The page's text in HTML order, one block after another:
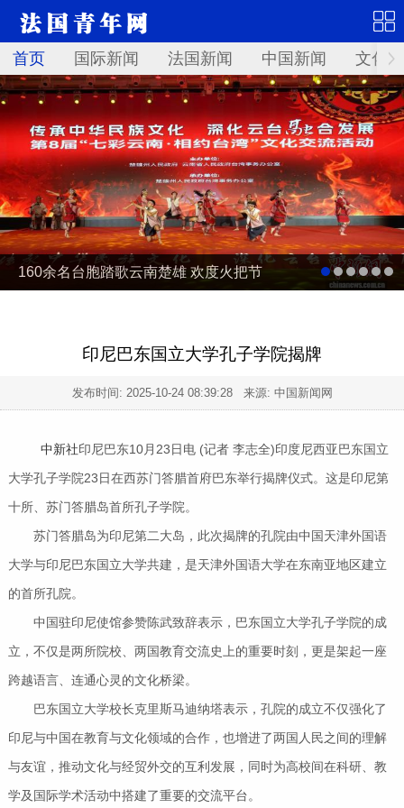
首页 国际新闻 法国新闻 中国新闻 文化
160余名台胞踏歌云南楚雄 欢度火把节
印尼巴东国立大学孔子学院揭牌
发布时间: 2025-10-24 08:39:28来源: 中国新闻网
中新社印尼巴东10月23日电 (记者 李志全)印度尼西亚巴东国立
大学孔子学院23日在西苏门答腊首府巴东举行揭牌仪式。这是印尼第
十所、苏门答腊岛首所孔子学院。
苏门答腊岛为印尼第二大岛，此次揭牌的孔院由中国天津外国语
大学与印尼巴东国立大学共建，是天津外国语大学在东南亚地区建立
的首所孔院。
中国驻印尼使馆参赞陈武致辞表示，巴东国立大学孔子学院的成
立，不仅是两所院校、两国教育交流史上的重要时刻，更是架起一座
跨越语言、连通心灵的文化桥梁。
巴东国立大学校长克里斯马迪纳塔表示，孔院的成立不仅强化了
印尼与中国在教育与文化领域的合作，也增进了两国人民之间的理解
与友谊，推动文化与经贸外交的互利发展，同时为高校间在科研、教
学及国际学术活动中搭建了重要的交流平台。